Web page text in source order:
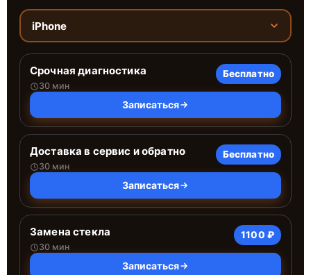
iPhone
Срочная диагностика
30 мин
Бесплатно
Записаться
Доставка в сервис и обратно
30 мин
Бесплатно
Записаться
Замена стекла
30 мин
1100 ₽
Записаться